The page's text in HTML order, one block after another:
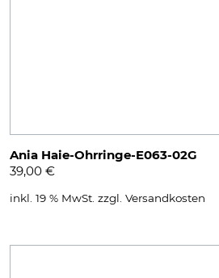
Ania Haie-Ohrringe-E063-02G
39,00 €
inkl. 19 % MwSt. zzgl. Versandkosten